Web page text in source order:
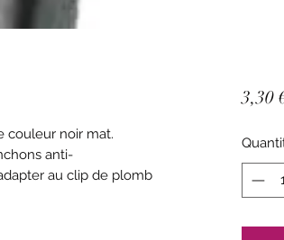
couleur noir mat.
anti-
au clip de plomb
3,30